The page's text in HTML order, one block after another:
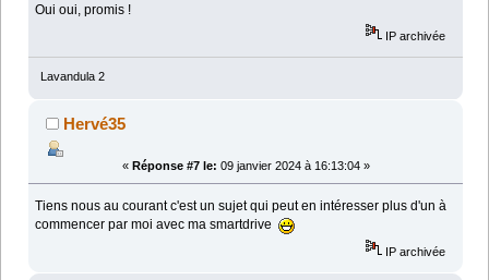
Oui oui, promis !
IP archivée
Lavandula 2
Hervé35
« Réponse #7 le: 09 janvier 2024 à 16:13:04 »
Tiens nous au courant c'est un sujet qui peut en intéresser plus d'un à
commencer par moi avec ma smartdrive
IP archivée